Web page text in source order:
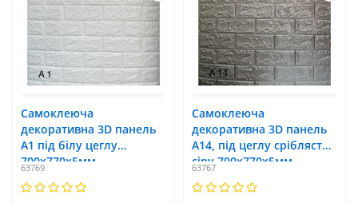
Самоклеюча
декоративна 3D панель
А1 під білу цеглу
700x770х5мм
63769
Самоклеюча
декоративна 3D панель
А14, під цеглу сріблясто-
сіру 700x770х5мм
63767